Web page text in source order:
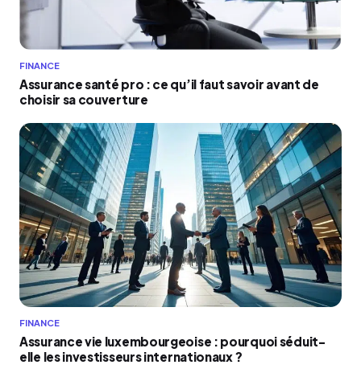
FINANCE
Assurance santé pro : ce qu’il faut savoir avant de
choisir sa couverture
FINANCE
Assurance vie luxembourgeoise : pourquoi séduit-
elle les investisseurs internationaux ?